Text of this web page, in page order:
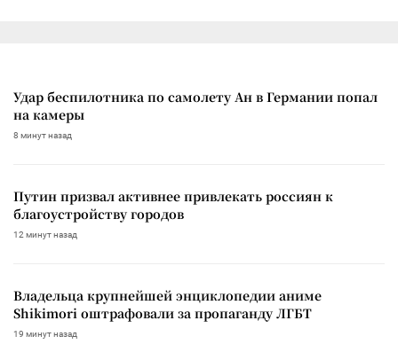
Удар беспилотника по самолету Ан в Германии попал
на камеры
8 минут назад
Путин призвал активнее привлекать россиян к
благоустройству городов
12 минут назад
Владельца крупнейшей энциклопедии аниме
Shikimori оштрафовали за пропаганду ЛГБТ
19 минут назад